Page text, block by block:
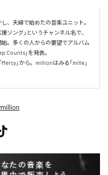
、夫婦で始めたの音楽ユニット。
ソング」というチャンネル名で、
。多くの人からの要望でアルバム
Counts」を発表。
」から。millionはみる「mille」